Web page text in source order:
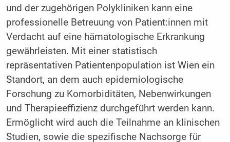
und der zugehörigen Polykliniken kann eine
professionelle Betreuung von Patient:innen mit
Verdacht auf eine hämatologische Erkrankung
gewährleisten. Mit einer statistisch
repräsentativen Patientenpopulation ist Wien ein
Standort, an dem auch epidemiologische
Forschung zu Komorbiditäten, Nebenwirkungen
und Therapieeffizienz durchgeführt werden kann.
Ermöglicht wird auch die Teilnahme an klinischen
Studien, sowie die spezifische Nachsorge für